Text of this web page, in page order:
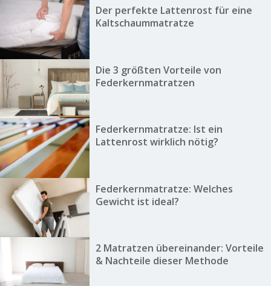
Der perfekte Lattenrost für eine
Kaltschaummatratze
Die 3 größten Vorteile von
Federkernmatratzen
Federkernmatratze: Ist ein
Lattenrost wirklich nötig?
Federkernmatratze: Welches
Gewicht ist ideal?
2 Matratzen übereinander: Vorteile
& Nachteile dieser Methode